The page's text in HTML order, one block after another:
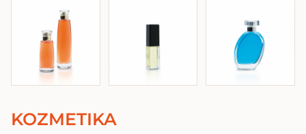
KOZMETIKA